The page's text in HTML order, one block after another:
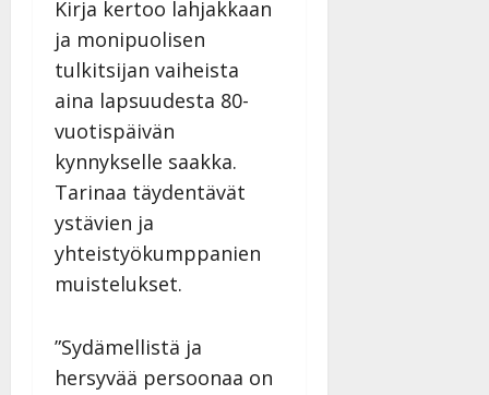
Kirja kertoo lahjakkaan
ja monipuolisen
tulkitsijan vaiheista
aina lapsuudesta 80-
vuotispäivän
kynnykselle saakka.
Tarinaa täydentävät
ystävien ja
yhteistyökumppanien
muistelukset.
”Sydämellistä ja
hersyvää persoonaa on